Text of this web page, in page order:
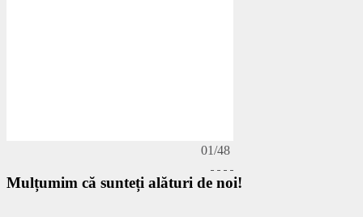
01/48
Mulțumim că sunteți alături de noi!